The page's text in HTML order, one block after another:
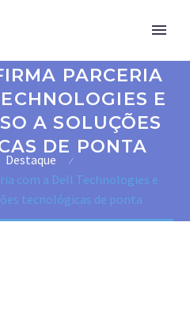
PARCERIA
E
A SOLUÇÕES
DE PONTA
Destaque
com a Dell Technologies e
tecnológicas de ponta